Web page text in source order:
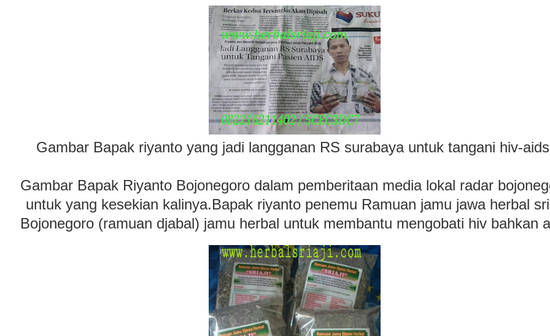
Gambar Bapak riyanto yang jadi langganan RS surabaya untuk tangani hiv-
Gambar Bapak Riyanto Bojonegoro dalam pemberitaan media lokal radar
untuk yang kesekian kalinya.Bapak riyanto penemu Ramuan jamu jawa herbal
Bojonegoro (ramuan djabal) jamu herbal untuk membantu mengobati hiv bahkan